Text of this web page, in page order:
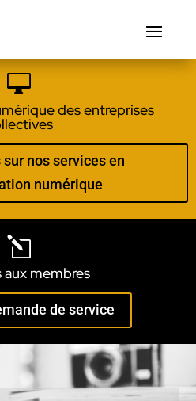

des entreprises
nos services en
numérique
l
aux membres
de service